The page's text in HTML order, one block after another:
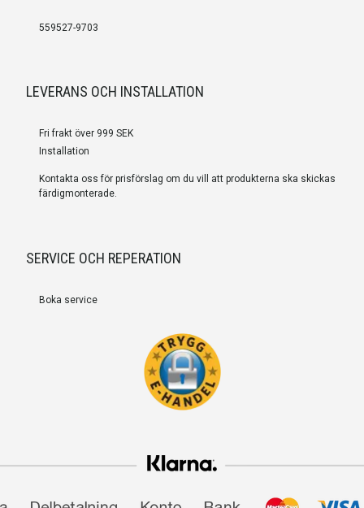
559527-9703
LEVERANS OCH INSTALLATION
Fri frakt över 999 SEK
Installation
Kontakta oss för prisförslag om du vill att produkterna ska skickas
färdigmonterade.
SERVICE OCH REPERATION
Boka service